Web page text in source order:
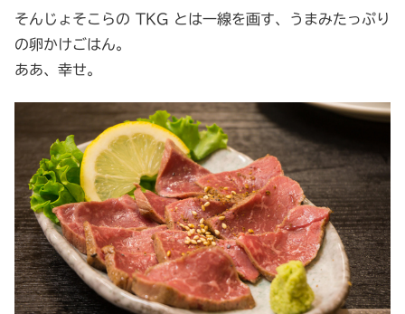
そんじょそこらの TKG とは一線を画す、うまみたっぷり
の卵かけごはん。
ああ、幸せ。